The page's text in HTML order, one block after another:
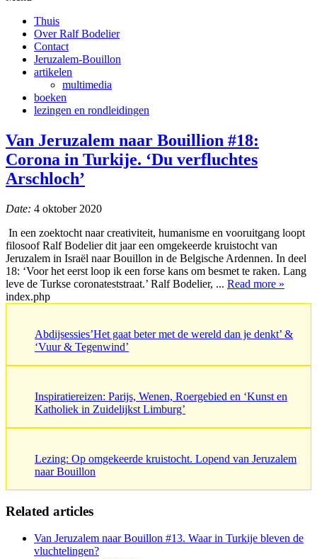
Thuis
Over Ralf Bodelier
Contact
Jeruzalem-Bouillon
artikelen
multimedia
boeken
lezingen en rondleidingen
Van Jeruzalem naar Bouillion #18:
Corona in Turkije. ‘Du verfluchtes
Arschloch’
Date: 4 oktober 2020
In een zoektocht naar creativiteit, humanisme en vooruitgang loopt
filosoof Ralf Bodelier dit jaar een omgekeerde kruistocht van
Jeruzalem in Israël naar Bouillon in de Belgische Ardennen. In deel
18: ‘Voor het eerst loop ik een forse kans om besmet te raken. Lang
leve de Turkse coronateststraat.’ Ralf Bodelier, ... Read more »
index.php
Abdijsessies’Het gaat beter met de wereld dan je denkt’ &
‘Vuur & Tegenwind’
Inspiratiereizen: Parijs, Wenen, Roergebied en ‘Kunst en
Katholiek in Zuidelijkst Limburg’
Lezing: Op omgekeerde kruistocht. Lopend van Jeruzalem
naar Bouillon
Related articles
Van Jeruzalem naar Bouillon #13. Waar in Turkije bleven de
vluchtelingen?